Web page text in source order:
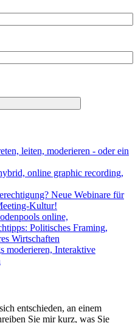
leiten, moderieren - oder ein
online graphic recording,
Neue Webinare für
Kultur!
online,
Politisches Framing,
Wirtschaften
moderieren, Interaktive
entschieden, an einem
Sie mir kurz, was Sie